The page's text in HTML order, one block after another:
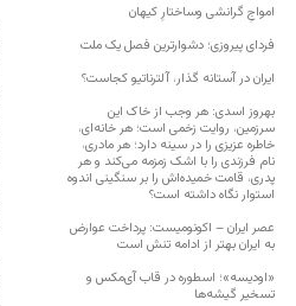
‌امواجِ گرانشی وساختارِ کیهان
فردای پیروزی؛ دشوارترین فصل یک ملت
ایران در آستانه گذار، آلترناتیو کجاست؟
بهروز اسدی: هر وجب از خاک‌ این
سرزمین، روایت زخمی است؛ هر خانه‌ای،
خاطره عزیزی را در سینه دارد؛ هر مادری،
نام فرزندی را با اشک زمزمه می‌کند و هر
پدری، قامت خمیده‌اش را بر سنگینی اندوه
استوار نگاه داشته است؟
عصر ایران – اکونومیست: پرداخت عوارض
به ایران بهتر از ادامه تنش است
«اودیسه»؛ اسطوره در قاب آی‌مکس و
تسخیر گیشه‌ها